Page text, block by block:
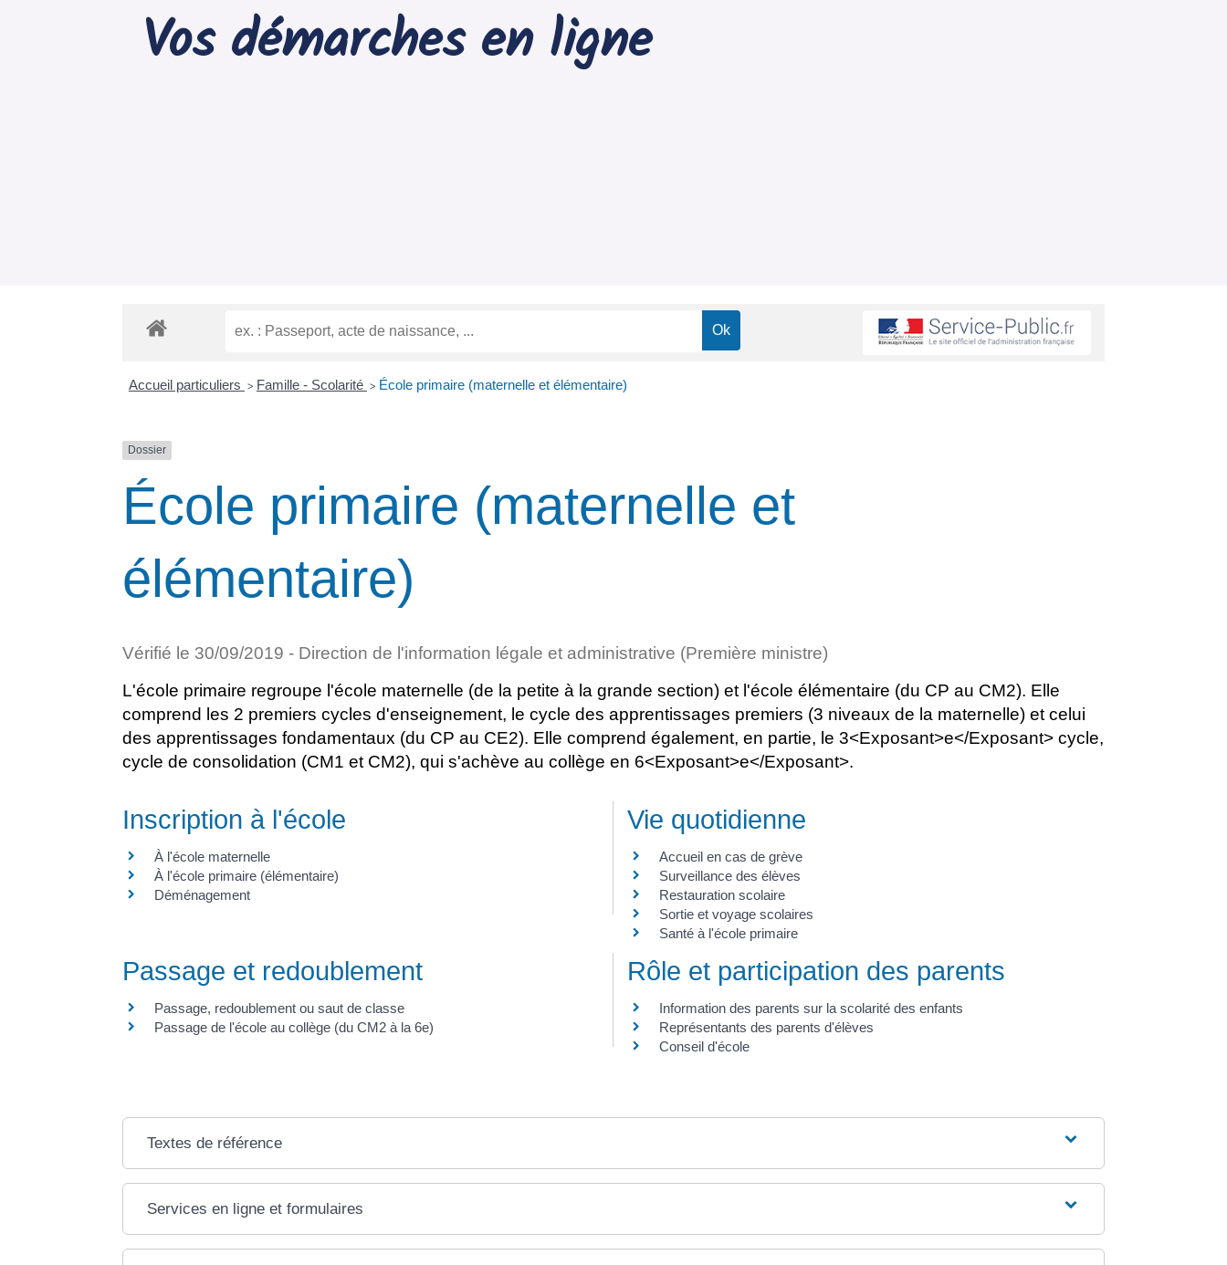
Vos démarches en ligne
Accueil particuliers > Famille - Scolarité > École primaire (maternelle et élémentaire)
Dossier
École primaire (maternelle et
élémentaire)
Vérifié le 30/09/2019 - Direction de l'information légale et administrative (Première ministre)
L'école primaire regroupe l'école maternelle (de la petite à la grande section) et l'école élémentaire (du CP au CM2). Elle
comprend les 2 premiers cycles d'enseignement, le cycle des apprentissages premiers (3 niveaux de la maternelle) et celui
des apprentissages fondamentaux (du CP au CE2). Elle comprend également, en partie, le 3<Exposant>e</Exposant> cycle,
cycle de consolidation (CM1 et CM2), qui s'achève au collège en 6<Exposant>e</Exposant>.
Inscription à l'école
À l'école maternelle
À l'école primaire (élémentaire)
Déménagement
Vie quotidienne
Accueil en cas de grève
Surveillance des élèves
Restauration scolaire
Sortie et voyage scolaires
Santé à l'école primaire
Passage et redoublement
Passage, redoublement ou saut de classe
Passage de l'école au collège (du CM2 à la 6e)
Rôle et participation des parents
Information des parents sur la scolarité des enfants
Représentants des parents d'élèves
Conseil d'école
Textes de référence
Services en ligne et formulaires